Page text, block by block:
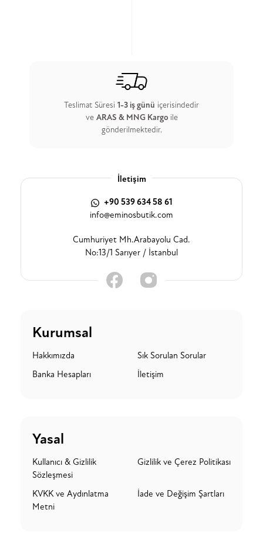
Teslimat Süresi 1-3 iş günü içerisindedir
ve ARAS & MNG Kargo ile
gönderilmektedir.
İletişim
+90 539 634 58 61
info@eminosbutik.com
Cumhuriyet Mh.Arabayolu Cad.
No:13/1 Sarıyer / İstanbul
Kurumsal
Hakkımızda
Sık Sorulan Sorular
Banka Hesapları
İletişim
Yasal
Kullanıcı & Gizlilik
Sözleşmesi
Gizlilik ve Çerez Politikası
KVKK ve Aydınlatma
Metni
İade ve Değişim Şartları